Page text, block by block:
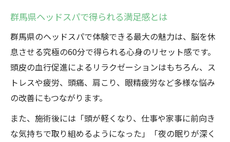
群馬県ヘッドスパで得られる満足感とは
群馬県のヘッドスパで体験できる最大の魅力は、脳を休
息させる究極の60分で得られる心身のリセット感です。
頭皮の血行促進によるリラクゼーションはもちろん、ス
トレスや疲労、頭痛、肩こり、眼精疲労など多様な悩み
の改善にもつながります。
また、施術後には「頭が軽くなり、仕事や家事に前向き
な気持ちで取り組めるようになった」「夜の眠りが深く